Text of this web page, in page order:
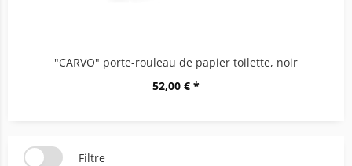
"CARVO" porte-rouleau de papier toilette, noir
52,00 € *
Filtre